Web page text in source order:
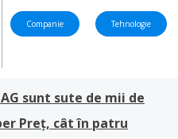
Companie Tehnologie
sunt sute de mii de
Preț, cât în patru